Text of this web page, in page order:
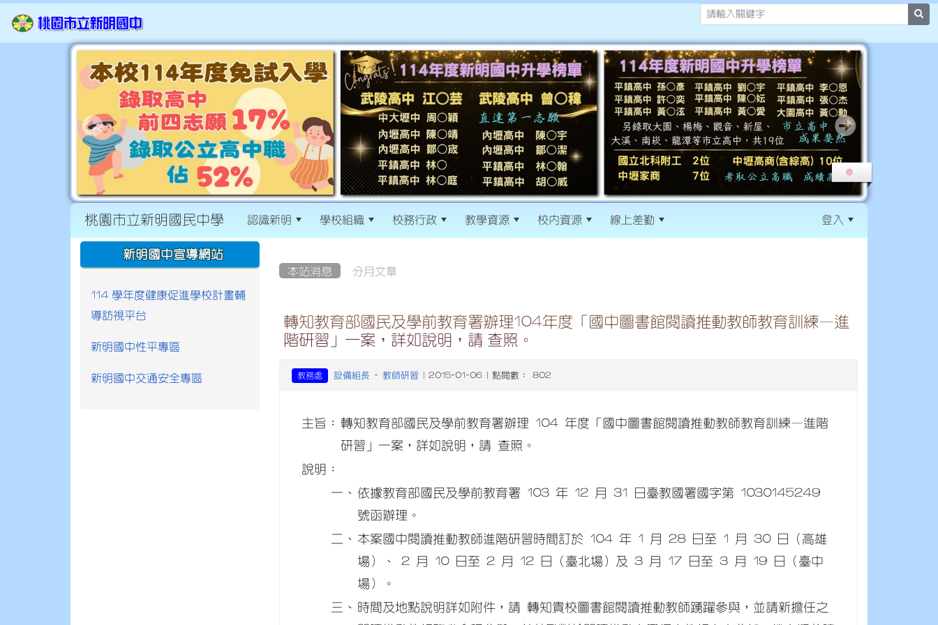
桃園市立新明國民中學 認識新明 學校組織 校務行政 教學資源 校內資源 線上差勤 登入
本站消息 分月文章
轉知教育部國民及學前教育署辦理104年度「國中圖書館閱讀推動教師教育訓練—進
階研習」一案，詳如說明，請 查照。
教務處 設備組長 - 教師研習 | 2015-01-06 | 點閱數： 802
主旨： 轉知教育部國民及學前教育署辦理 104 年度「國中圖書館閱讀推動教師教育訓練—進階
研習」一案，詳如說明，請 查照。
說明：
一、 依據教育部國民及學前教育署 103 年 12 月 31 日臺教國署國字第 1030145249
號函辦理。
二、 本案國中閱讀推動教師進階研習時間訂於 104 年 1 月 28 日至 1 月 30 日（高雄
場）、 2 月 10 日至 2 月 12 日（臺北場）及 3 月 17 日至 3 月 19 日（臺中
場）。
三、 時間及地點說明詳如附件，請 轉知貴校圖書館閱讀推動教師踴躍參與，並請新擔任之
:::
新明國中宣導網站
114 學年度健康促進學校計畫輔
導訪視平台
新明國中性平專區
新明國中交通安全專區